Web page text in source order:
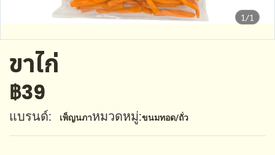
1/1
ขาไก่
฿39
แบรนด์: เพ็ญนภาหมวดหมู่:ขนมทอด/ถั่ว